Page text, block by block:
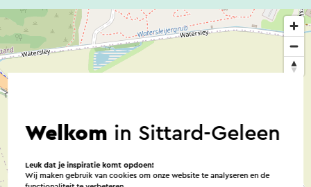
Welkom in Sittard-Geleen
Leuk dat je inspiratie komt opdoen!
Wij maken gebruik van cookies om onze website te analyseren en de